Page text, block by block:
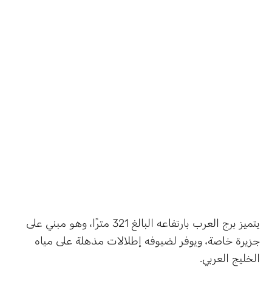
يتميز برج العرب بارتفاعه البالغ 321 مترًا، وهو مبني على
جزيرة خاصة، ويوفر لضيوفه إطلالات مذهلة على مياه
الخليج العربي.